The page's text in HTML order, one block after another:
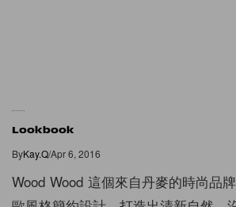
Lookbook
ByKay.Q/Apr 6, 2016
Wood Wood 這個來自丹麥的時尚品